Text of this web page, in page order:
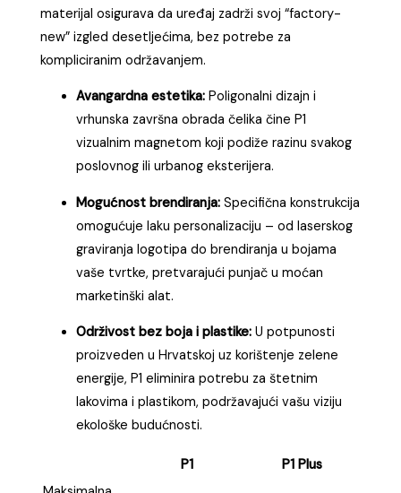
materijal osigurava da uređaj zadrži svoj “factory-
new” izgled desetljećima, bez potrebe za
kompliciranim održavanjem.
Avangardna estetika: Poligonalni dizajn i
vrhunska završna obrada čelika čine P1
vizualnim magnetom koji podiže razinu svakog
poslovnog ili urbanog eksterijera.
Mogućnost brendiranja: Specifična konstrukcija
omogućuje laku personalizaciju – od laserskog
graviranja logotipa do brendiranja u bojama
vaše tvrtke, pretvarajući punjač u moćan
marketinški alat.
Održivost bez boja i plastike: U potpunosti
proizveden u Hrvatskoj uz korištenje zelene
energije, P1 eliminira potrebu za štetnim
lakovima i plastikom, podržavajući vašu viziju
ekološke budućnosti.
P1
P1 Plus